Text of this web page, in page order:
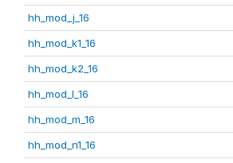
hh_mod_j_16
hh_mod_k1_16
hh_mod_k2_16
hh_mod_l_16
hh_mod_m_16
hh_mod_n1_16